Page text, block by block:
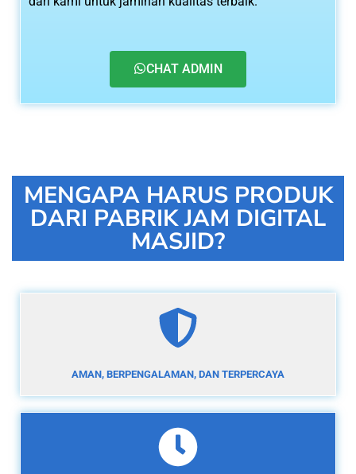
CHAT ADMIN
MENGAPA HARUS PRODUK
DARI PABRIK JAM DIGITAL
MASJID?
AMAN, BERPENGALAMAN, DAN TERPERCAYA